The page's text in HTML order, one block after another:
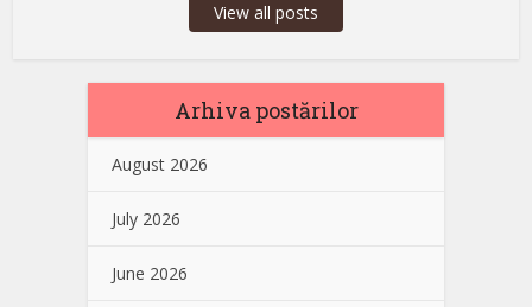
View all posts
Arhiva postărilor
August 2026
July 2026
June 2026